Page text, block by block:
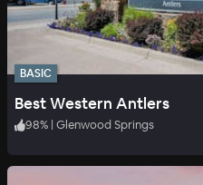
BASIC
Best Western Antlers
98% | Glenwood Springs